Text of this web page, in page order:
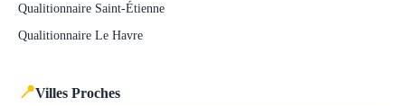
Qualitionnaire Saint-Étienne
Qualitionnaire Le Havre
📍Villes Proches